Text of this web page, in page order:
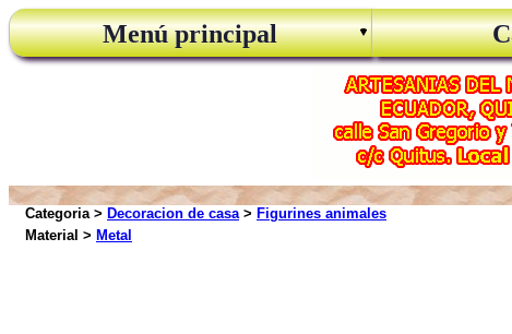
Menú principal
Categoria > Decoracion de casa> Figurines animales
Material > Metal